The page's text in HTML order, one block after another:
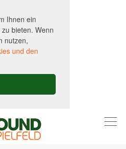
Ihnen ein
bieten. Wenn
nutzen,
und den